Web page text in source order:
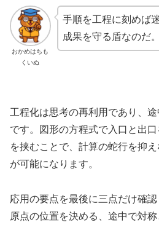
おかめはちも
くいぬ
手順を工程に刻めば
成果を守る盾なのだ。
工程化は思考の再利用であり、
です。図形の方程式で入口と出
を挟むことで、計算の蛇行を抑
が可能になります。
応用の要点を最後に三点だけ確
原点の位置を決める、途中で対